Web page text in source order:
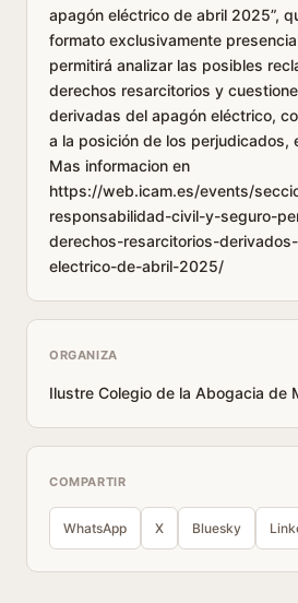
apagón eléctrico de abril 2025”,
formato exclusivamente
permitirá analizar las posibles
derechos resarcitorios y
derivadas del apagón eléctrico,
a la posición de los perjudicados,
Mas informacion en
https://web.icam.es/events/
responsabilidad-civil-y-seguro-
derechos-resarcitorios-
electrico-de-abril-2025/
ORGANIZA
Ilustre Colegio de la Abogacia de
COMPARTIR
WhatsApp X Bluesky